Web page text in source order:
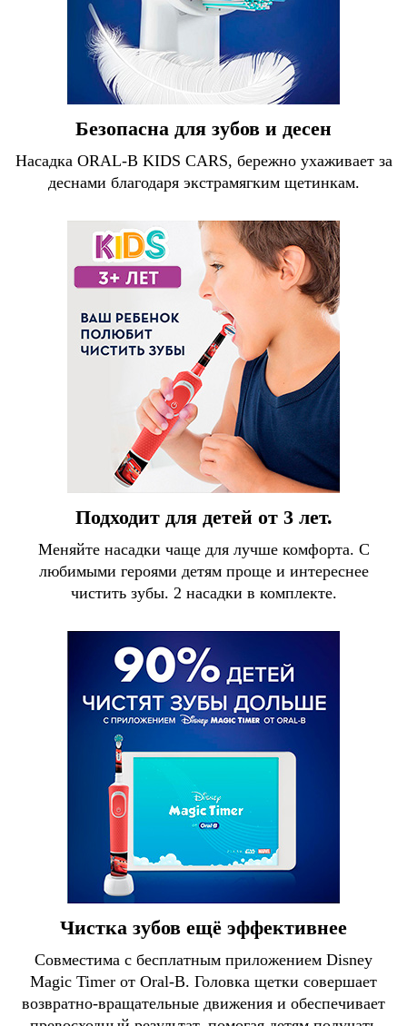
Безопасна для зубов и десен
Насадка ORAL-B KIDS CARS, бережно ухаживает за
деснами благодаря экстрамягким щетинкам.
Подходит для детей от 3 лет.
Меняйте насадки чаще для лучше комфорта. С
любимыми героями детям проще и интереснее
чистить зубы. 2 насадки в комплекте.
Чистка зубов ещё эффективнее
Совместима с бесплатным приложением Disney
Magic Timer от Oral-B. Головка щетки совершает
возвратно-вращательные движения и обеспечивает